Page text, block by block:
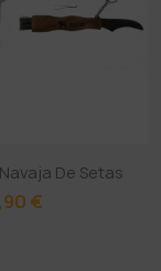
De Setas
€